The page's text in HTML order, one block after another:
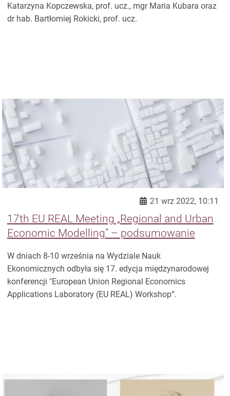
Katarzyna Kopczewska, prof. ucz., mgr Maria Kubara oraz
dr hab. Bartłomiej Rokicki, prof. ucz.
21 wrz 2022, 10:11
17th EU REAL Meeting „Regional and Urban
Economic Modelling” – podsumowanie
W dniach 8-10 września na Wydziale Nauk
Ekonomicznych odbyła się 17. edycja międzynarodowej
konferencji "European Union Regional Economics
Applications Laboratory (EU REAL) Workshop”.